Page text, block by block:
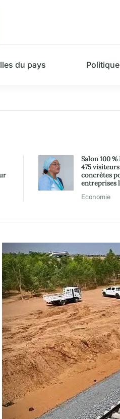
du pays Politique
Salon 100
475
concrètes
entreprises
Economie